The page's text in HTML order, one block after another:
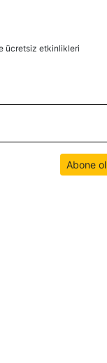
ücretsiz etkinlikleri
Abone ol